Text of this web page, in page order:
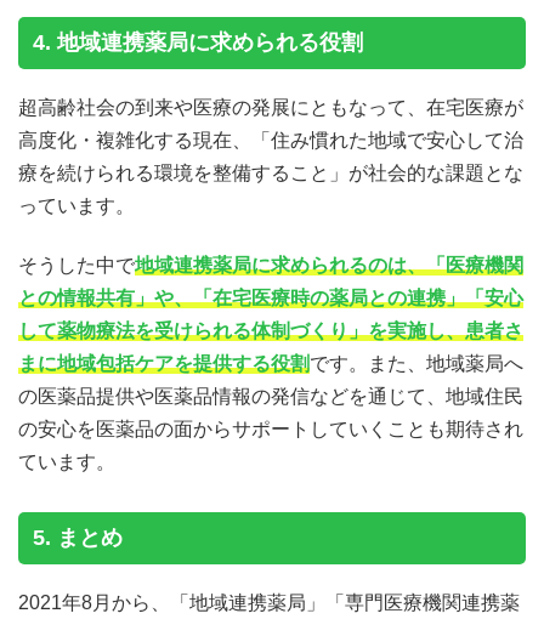
4. 地域連携薬局に求められる役割
超高齢社会の到来や医療の発展にともなって、在宅医療が
高度化・複雑化する現在、「住み慣れた地域で安心して治
療を続けられる環境を整備すること」が社会的な課題とな
っています。
そうした中で地域連携薬局に求められるのは、「医療機関
との情報共有」や、「在宅医療時の薬局との連携」「安心
して薬物療法を受けられる体制づくり」を実施し、患者さ
まに地域包括ケアを提供する役割です。また、地域薬局へ
の医薬品提供や医薬品情報の発信などを通じて、地域住民
の安心を医薬品の面からサポートしていくことも期待され
ています。
5. まとめ
2021年8月から、「地域連携薬局」「専門医療機関連携薬